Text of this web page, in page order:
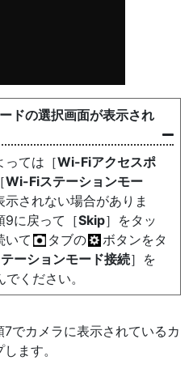
ドの選択画面が表示され
っては［Wi-Fiアクセスポ
Wi-Fiステーションモー
示されない場合がありま
9に戻って［Skip］をタッ
いて
タブの
ボタンをタ
ーションモード接続］を
ください。
7でカメラに表示されているカ
ます。